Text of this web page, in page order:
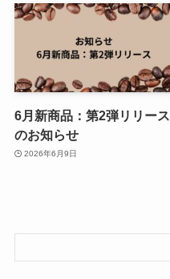
6月新商品：第2弾リリース
のお知らせ
2026年6月9日